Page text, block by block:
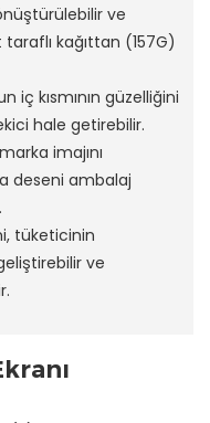
ve
kağıttan (157G)
iç kısmının güzelliğini
hale getirebilir.
imajını
deseni ambalaj
tüketicinin
ve